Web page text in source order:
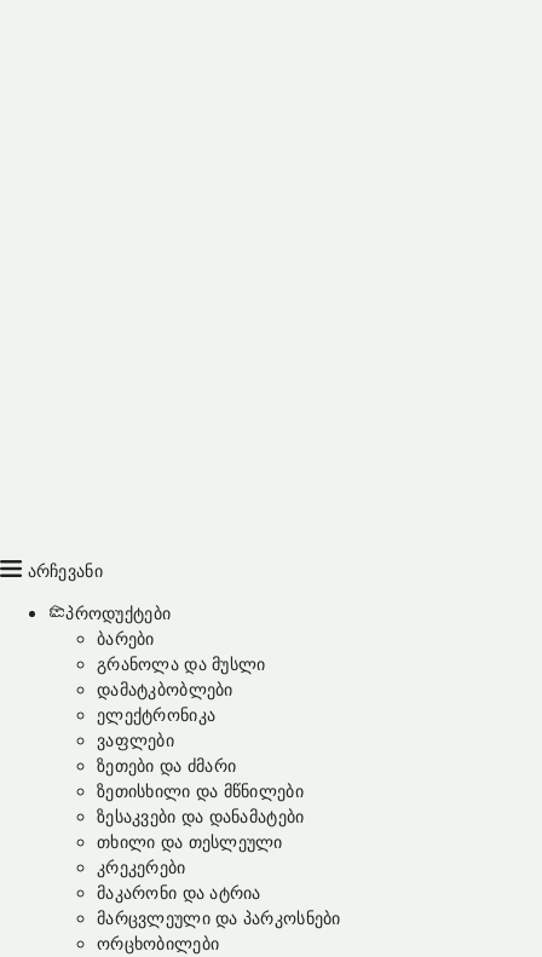
არჩევანი
პროდუქტები
ბარები
გრანოლა და მუსლი
დამატკბობლები
ელექტრონიკა
ვაფლები
ზეთები და ძმარი
ზეთისხილი და მწნილები
ზესაკვები და დანამატები
თხილი და თესლეული
კრეკერები
მაკარონი და ატრია
მარცვლეული და პარკოსნები
ორცხობილები